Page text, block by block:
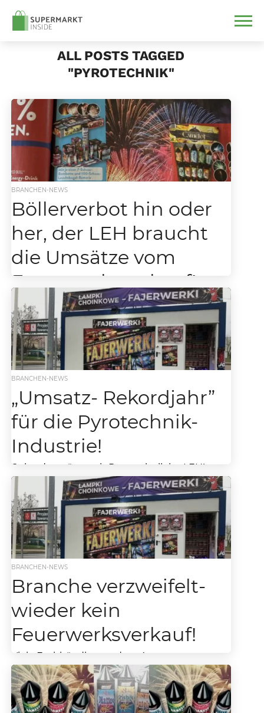
ALL POSTS TAGGED
"PYROTECHNIK"
BRANCHEN-NEWS
Böllerverbot hin oder
her, der LEH braucht
die Umsätze vom
Feuerwerksverkauf!
Zwischen Tradition, Verboten und Bürokratie:
Warum der Feuerwerksverkauf zum Spielball
geworden ist Jedes Jahr das gleiche Ritual:
Kaum liegt der letzte Weihnachtsstollen...
BRANCHEN-NEWS
„Umsatz- Rekordjahr”
für die Pyrotechnik-
Industrie!
Rekordumsätze mit Pyrotechnik im LEH!
Aber, welche Auswirkungen hat die
Silvester Randale 2022 auf den Handel? Die
massiven Attacken auf Einsatzkräfte der
Feuerwehr und Polizei...
BRANCHEN-NEWS
Branche verzweifelt-
wieder kein
Feuerwerksverkauf!
Viele Fachhändler vor dem Aus –
Feuerwerksverkauf wieder verboten!
Vergangenen Freitag wurde das
Verkaufsverbot nun auch im Bundesrat